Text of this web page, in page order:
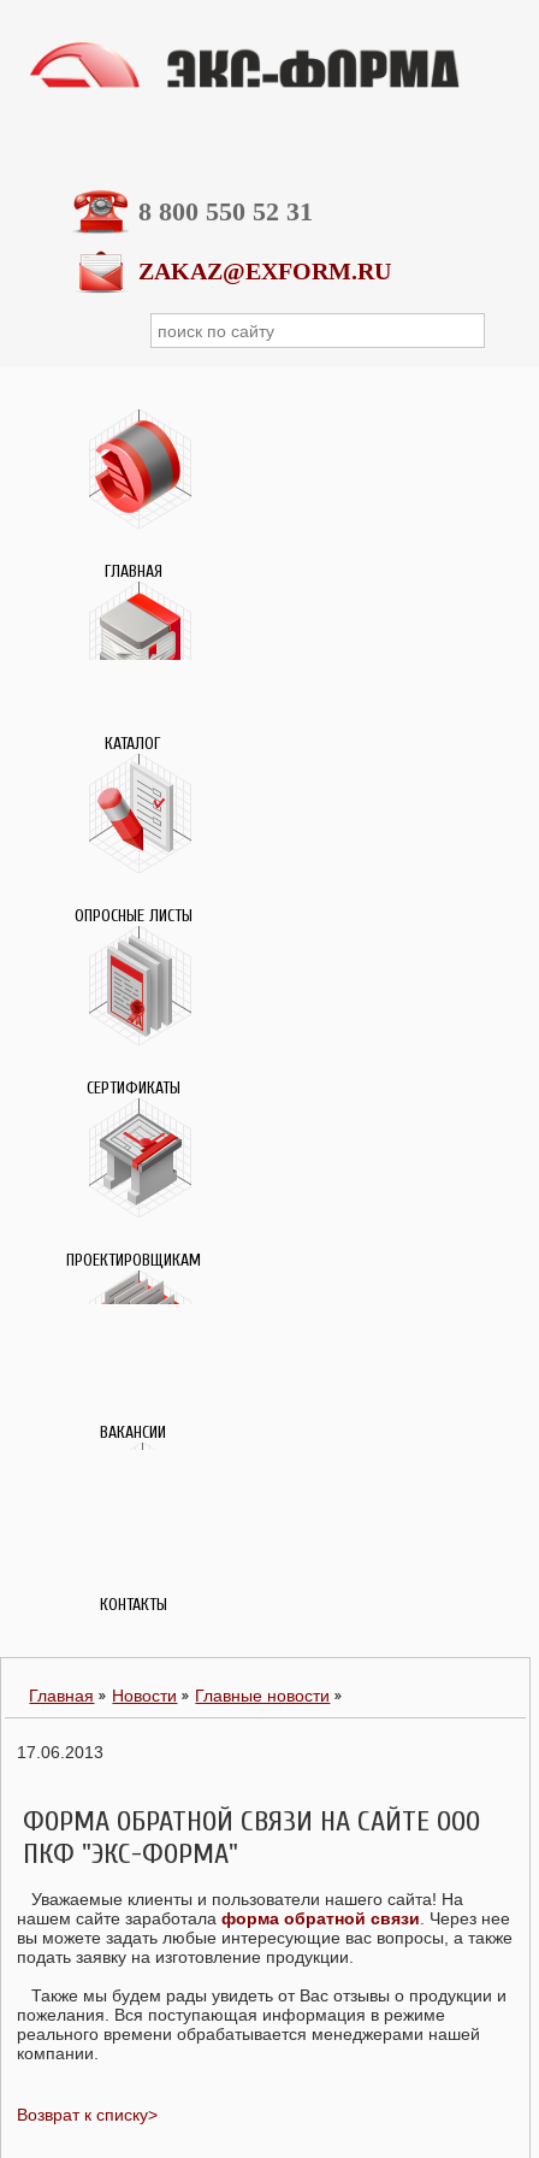
8 800 550 52 31
ZAKAZ@EXFORM.RU
ГЛАВНАЯ
КАТАЛОГ
ОПРОСНЫЕ ЛИСТЫ
СЕРТИФИКАТЫ
ПРОЕКТИРОВЩИКАМ
ВАКАНСИИ
КОНТАКТЫ
Главная Новости Главные новости
17.06.2013
ФОРМА ОБРАТНОЙ СВЯЗИ НА САЙТЕ ООО
ПКФ "ЭКС-ФОРМА"
Уважаемые клиенты и пользователи нашего сайта! На
нашем сайте заработалаформа обратной связи. Через нее
вы можете задать любые интересующие вас вопросы, а также
подать заявку на изготовление продукции.
Также мы будем рады увидеть от Вас отзывы о продукции и
пожелания. Вся поступающая информация в режиме
реального времени обрабатывается менеджерами нашей
компании.
Возврат к списку>